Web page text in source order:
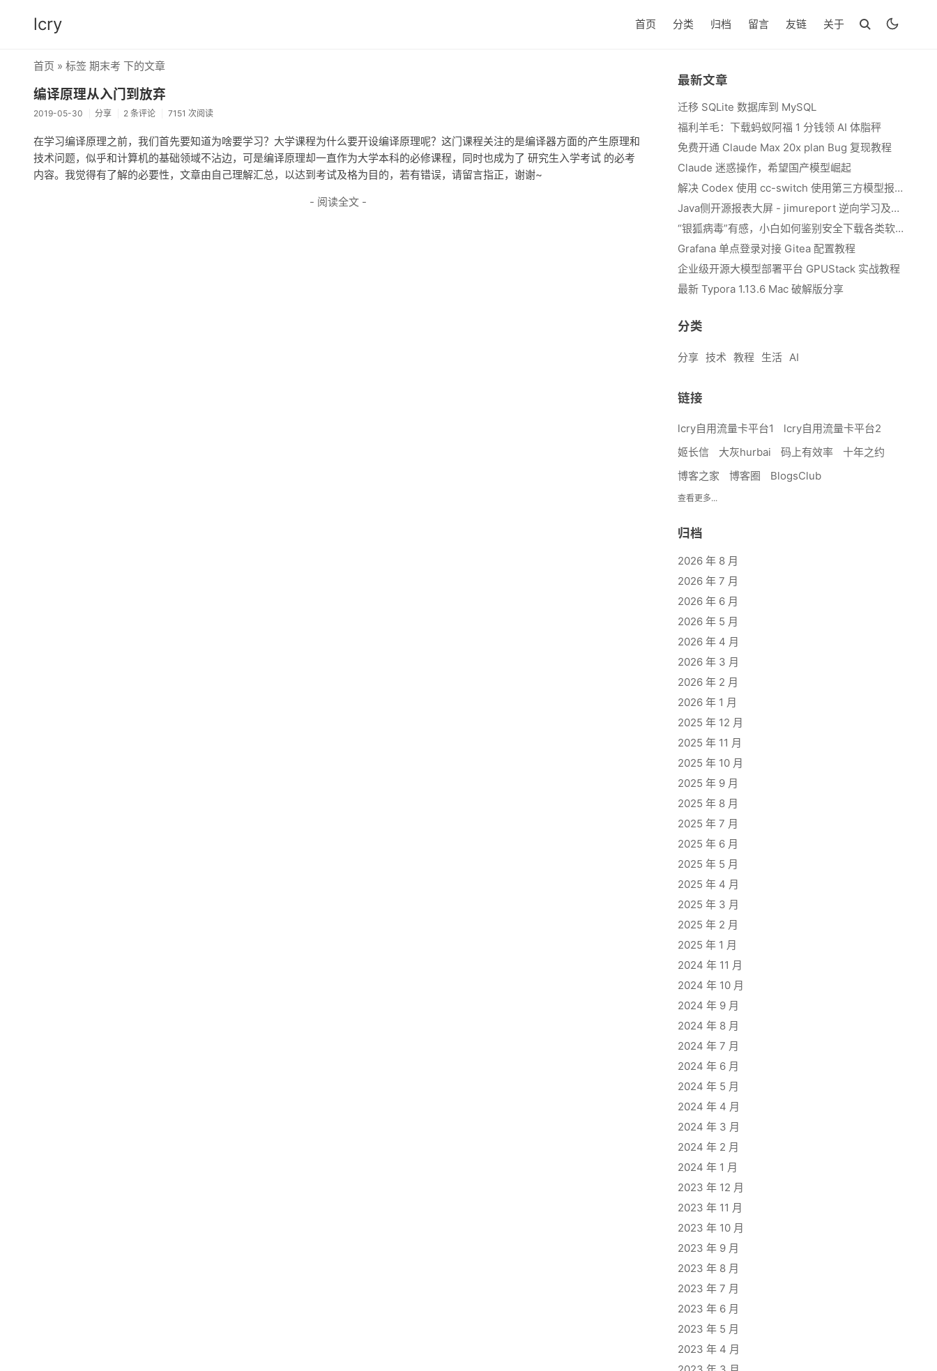
lcry 首页 分类 归档 留言 友链 关于
首页 » 标签 期末考 下的文章
编译原理从入门到放弃
2019-05-30 分享 2 条评论 7151 次阅读
在学习编译原理之前，我们首先要知道为啥要学习？大学课程为什么要开设编译原理呢？这门课程关注的是编译器方面的产生原理和
技术问题，似乎和计算机的基础领域不沾边，可是编译原理却一直作为大学本科的必修课程，同时也成为了 研究生入学考试 的必考
内容。我觉得有了解的必要性，文章由自己理解汇总，以达到考试及格为目的，若有错误，请留言指正，谢谢~
- 阅读全文 -
最新文章
迁移 SQLite 数据库到 MySQL
福利羊毛：下载蚂蚁阿福 1 分钱领 AI 体脂秤
免费开通 Claude Max 20x plan Bug 复现教程
Claude 迷惑操作，希望国产模型崛起
解决 Codex 使用 cc-switch 使用第三方模型报错 We&#039;re currently experiencing high demand, which may cause temporary errors.
Java侧开源报表大屏 - jimureport 逆向学习及二开思路
“银狐病毒”有感，小白如何鉴别安全下载各类软件
Grafana 单点登录对接 Gitea 配置教程
企业级开源大模型部署平台 GPUStack 实战教程
最新 Typora 1.13.6 Mac 破解版分享
分类
分享 技术 教程 生活 AI
链接
lcry自用流量卡平台1
lcry自用流量卡平台2
姬长信
大灰hurbai 码上有效率
十年之约
博客之家
博客圈 BlogsClub
查看更多...
归档
2026 年 8 月
2026 年 7 月
2026 年 6 月
2026 年 5 月
2026 年 4 月
2026 年 3 月
2026 年 2 月
2026 年 1 月
2025 年 12 月
2025 年 11 月
2025 年 10 月
2025 年 9 月
2025 年 8 月
2025 年 7 月
2025 年 6 月
2025 年 5 月
2025 年 4 月
2025 年 3 月
2025 年 2 月
2025 年 1 月
2024 年 11 月
2024 年 10 月
2024 年 9 月
2024 年 8 月
2024 年 7 月
2024 年 6 月
2024 年 5 月
2024 年 4 月
2024 年 3 月
2024 年 2 月
2024 年 1 月
2023 年 12 月
2023 年 11 月
2023 年 10 月
2023 年 9 月
2023 年 8 月
2023 年 7 月
2023 年 6 月
2023 年 5 月
2023 年 4 月